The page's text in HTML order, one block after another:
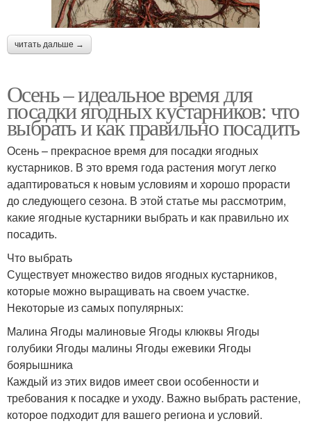
читать дальше →
Осень – идеальное время для
посадки ягодных кустарников: что
выбрать и как правильно посадить
Осень – прекрасное время для посадки ягодных
кустарников. В это время года растения могут легко
адаптироваться к новым условиям и хорошо прорасти
до следующего сезона. В этой статье мы рассмотрим,
какие ягодные кустарники выбрать и как правильно их
посадить.
Что выбрать
Существует множество видов ягодных кустарников,
которые можно выращивать на своем участке.
Некоторые из самых популярных:
Малина Ягоды малиновые Ягоды клюквы Ягоды
голубики Ягоды малины Ягоды ежевики Ягоды
боярышника
Каждый из этих видов имеет свои особенности и
требования к посадке и уходу. Важно выбрать растение,
которое подходит для вашего региона и условий.